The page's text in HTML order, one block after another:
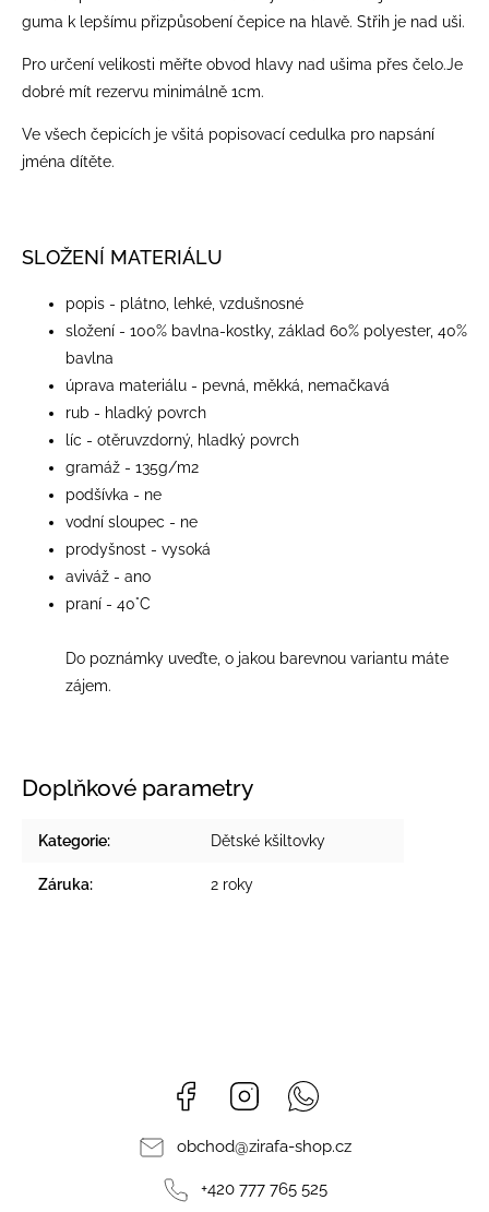
guma k lepšímu přizpůsobení čepice na hlavě. Střih je nad uši.
Pro určení velikosti měřte obvod hlavy nad ušima přes čelo.Je
dobré mít rezervu minimálně 1cm.
Ve všech čepicích je všitá popisovací cedulka pro napsání
jména dítěte.
SLOŽENÍ MATERIÁLU
popis - plátno, lehké, vzdušnosné
složení - 100% bavlna-kostky, základ 60% polyester, 40%
bavlna
úprava materiálu - pevná, měkká, nemačkavá
rub - hladký povrch
líc - otěruvzdorný, hladký povrch
gramáž - 135g/m2
podšívka - ne
vodní sloupec - ne
prodyšnost - vysoká
aviváž - ano
praní - 40°C
Do poznámky uveďte, o jakou barevnou variantu máte
zájem.
Doplňkové parametry
Kategorie: Dětské kšiltovky
Záruka: 2 roky
Facebook Instagram
obchod@zirafa-shop.cz
+420 777 765 525